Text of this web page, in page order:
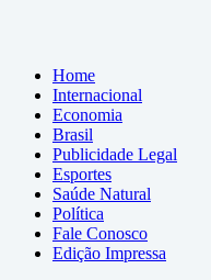
Home
Internacional
Economia
Brasil
Publicidade Legal
Esportes
Saúde Natural
Política
Fale Conosco
Edição Impressa